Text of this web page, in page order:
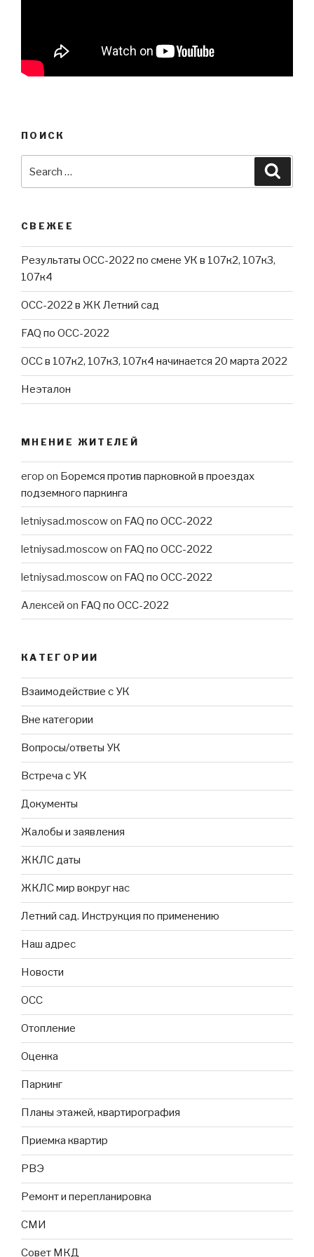
ПОИСК
for:
СВЕЖЕЕ
Результаты ОСС-2022 по смене УК в 107к2, 107к3,
107к4
ОСС-2022 в ЖК Летний сад
FAQ по ОСС-2022
ОСС в 107к2, 107к3, 107к4 начинается 20 марта 2022
Неэталон
МНЕНИЕ ЖИТЕЛЕЙ
егор on Боремся против парковкой в проездах
подземного паркинга
letniysad.moscowon FAQ по ОСС-2022
letniysad.moscowon FAQ по ОСС-2022
letniysad.moscowon FAQ по ОСС-2022
Алексей on FAQ по ОСС-2022
КАТЕГОРИИ
Взаимодействие с УК
Вне категории
Вопросы/ответы УК
Встреча с УК
Документы
Жалобы и заявления
ЖКЛС даты
ЖКЛС мир вокруг нас
Летний сад. Инструкция по применению
Наш адрес
Новости
ОСС
Отопление
Оценка
Паркинг
Планы этажей, квартирография
Приемка квартир
РВЭ
Ремонт и перепланировка
СМИ
Совет МКД